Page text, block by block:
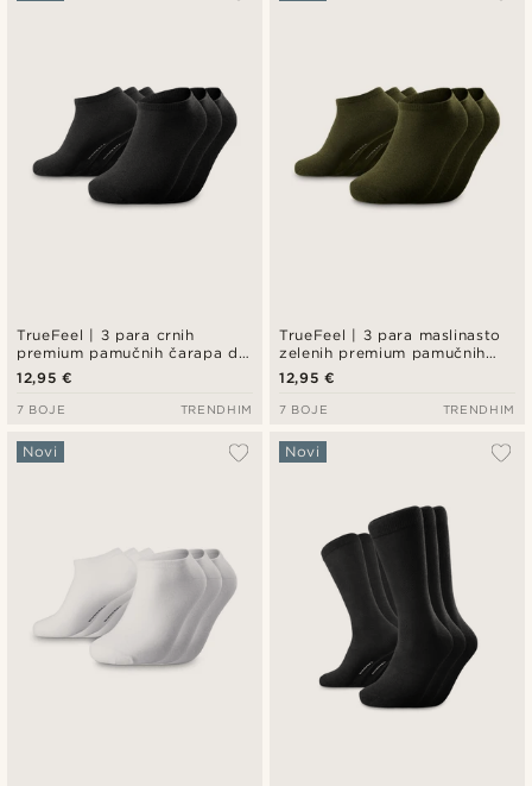
Najviša cijena
TrueFeel | 3 para crnih
premium pamučnih čarapa do
gležnja
12,95 €
7 BOJE TRENDHIM
TrueFeel | 3 para maslinasto
zelenih premium pamučnih
čarapa do gležnja
12,95 €
7 BOJE TRENDHIM
Novi Novi